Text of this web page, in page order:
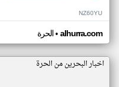
NZ60YU
الحرة• alhurra.com
اخبار البحرين من الحرة